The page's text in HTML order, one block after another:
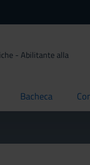
- Abilitante alla
Bacheca
current